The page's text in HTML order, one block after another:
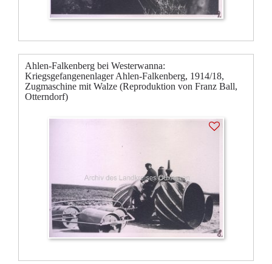
Ahlen-Falkenberg bei Westerwanna:
Kriegsgefangenenlager Ahlen-Falkenberg, 1914/18,
Zugmaschine mit Walze (Reproduktion von Franz Ball,
Otterndorf)